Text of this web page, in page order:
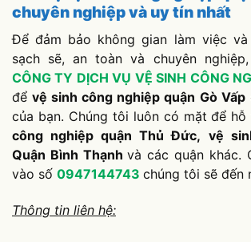
chuyên nghiệp và uy tín nhất
Để đảm bảo không gian làm việc và
sạch sẽ, an toàn và chuyên
CÔNG TY DỊCH VỤ VỆ SINH CÔNG
đểvệ sinh công nghiệp quận Gò Vấp
của bạn. Chúng tôi luôn có mặt để
công nghiệp quận Thủ Đức, vệ
Quận Bình Thạnhvà các quận khác.
vào số 0947144743 chúng tôi sẽ đến
Thông tin liên hệ: